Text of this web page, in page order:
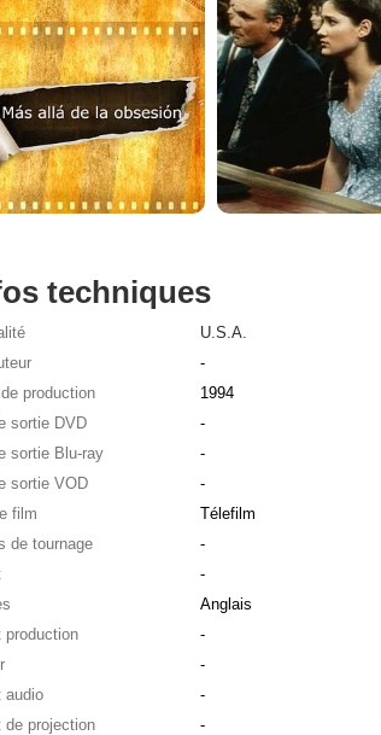
techniques
U.S.A.
-
production
1994
sortie DVD
-
sortie Blu-ray
-
sortie VOD
-
film
Télefilm
de tournage
-
-
Anglais
production
-
-
audio
-
de projection
-